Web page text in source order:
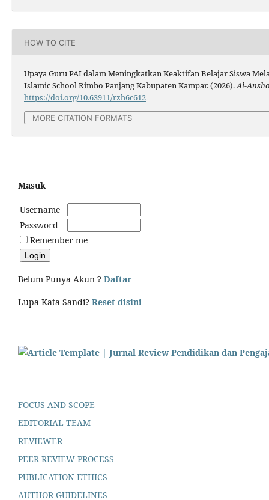
HOW TO CITE
Upaya Guru PAI dalam Meningkatkan Keaktifan Belajar Siswa
Islamic School Rimbo Panjang Kabupaten Kampar. (2026).Al-
https://doi.org/10.63911/rzh6c612
MORE CITATION FORMATS
Masuk
Username
Password
Remember me
Belum Punya Akun ? Daftar
Lupa Kata Sandi? Reset disini
FOCUS AND SCOPE
EDITORIAL TEAM
REVIEWER
PEER REVIEW PROCESS
PUBLICATION ETHICS
AUTHOR GUIDELINES